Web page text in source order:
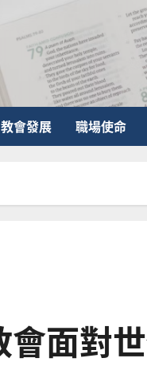
教會發展 職場使命
面對